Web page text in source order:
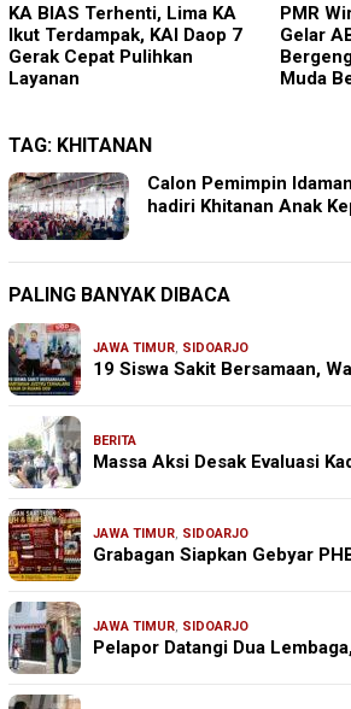
KA BIAS Terhenti, Lima KA
Ikut Terdampak, KAI Daop 7
Gerak Cepat Pulihkan
Layanan
PMR
Gelar
Muda
TAG: KHITANAN
Calon Pemimpin
hadiri Khitanan Anak
PALING BANYAK DIBACA
JAWA TIMUR, SIDOARJO
19 Siswa Sakit Bersamaan,
BERITA
Massa Aksi Desak Evaluasi
JAWA TIMUR, SIDOARJO
Grabagan Siapkan Gebyar
JAWA TIMUR, SIDOARJO
Pelapor Datangi Dua